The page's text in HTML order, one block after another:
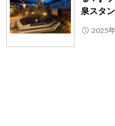
泉スタ
2025